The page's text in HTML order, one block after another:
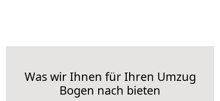
Was wir Ihnen für Ihren Umzug
Bogen nach bieten